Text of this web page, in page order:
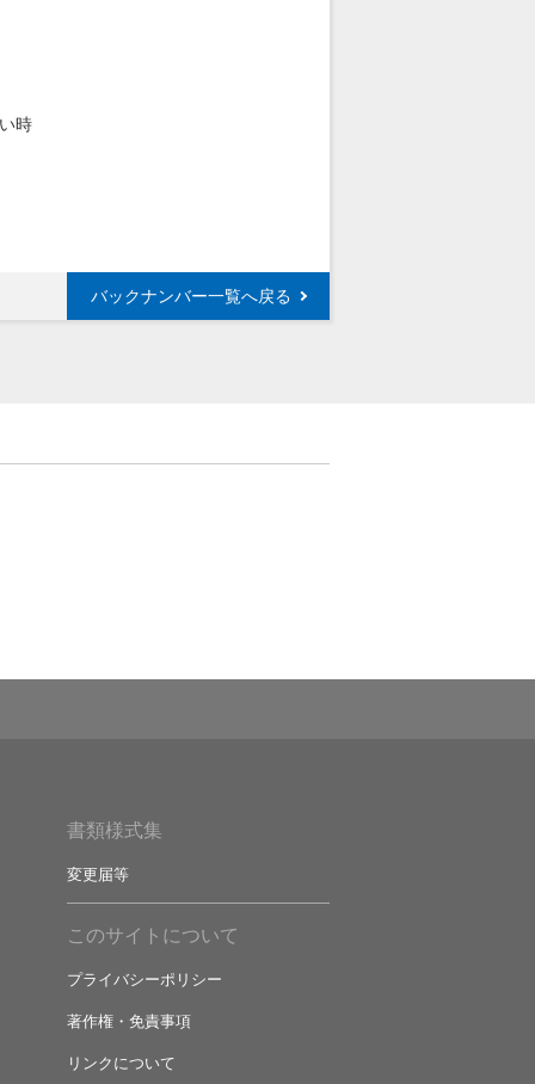
時
バックナンバー一覧へ戻る
書類様式集
変更届等
このサイトについて
プライバシーポリシー
著作権・免責事項
リンクについて